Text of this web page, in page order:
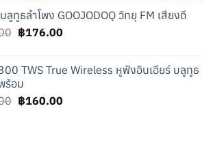
was:
฿219.00.
is:
฿119.00.
ลูทูธลำโพง GOOJODOQ วิทยุ FM เสียงดี
Original
฿276.00.
฿176.00Current
฿176.00.
TWS True Wireless หูฟังอินเอียร์ บลูทูธ
ร้อม
Original
฿160.00Current